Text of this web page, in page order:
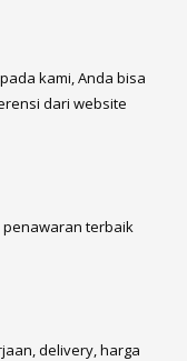
kami, Anda bisa
dari website
penawaran terbaik
delivery, harga